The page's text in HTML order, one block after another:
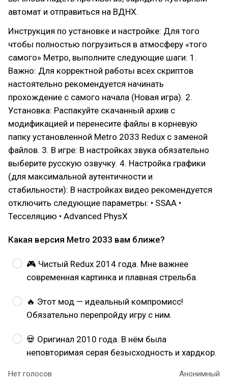
автомат и отправиться на ВДНХ.
Инструкция по установке и настройке: Для того
чтобы полностью погрузиться в атмосферу «того
самого» Метро, выполните следующие шаги: 1.
Важно: Для корректной работы всех скриптов
настоятельно рекомендуется начинать
прохождение с самого начала (Новая игра). 2.
Установка: Распакуйте скачанный архив с
модификацией и перенесите файлы в корневую
папку установленной Metro 2033 Redux с заменой
файлов. 3. В игре: В настройках звука обязательно
выберите русскую озвучку. 4. Настройка графики
(для максимальной аутентичности и
стабильности): В настройках видео рекомендуется
отключить следующие параметры: • SSAA •
Тесселяцию • Advanced PhysX
Какая версия Metro 2033 вам ближе?
🎮 Чистый Redux 2014 года. Мне важнее
современная картинка и плавная стрельба.
🔥 Этот мод — идеальный компромисс!
Обязательно перепройду игру с ним.
💀 Оригинал 2010 года. В нём была
неповторимая серая безысходность и хардкор.
Нет голосов Анонимный